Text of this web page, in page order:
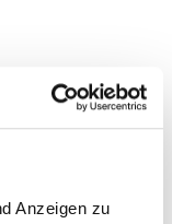
Anzeigen zu
Elements